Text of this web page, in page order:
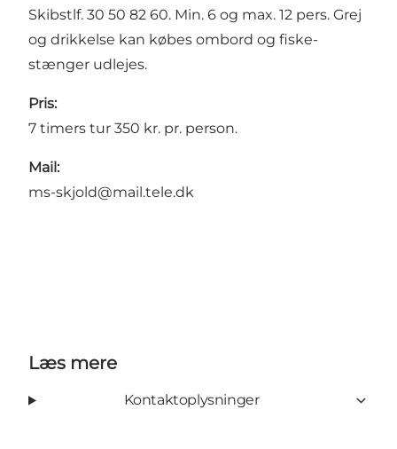
Skibstlf. 30 50 82 60. Min. 6 og max. 12 pers. Grej
og drik­kelse kan købes ombord og fiske­
stænger udlejes.
Pris:
7 timers tur 350 kr. pr. person.
Mail:
ms-skjold@mail.tele.dk
Læs mere
Kontaktoplysninger